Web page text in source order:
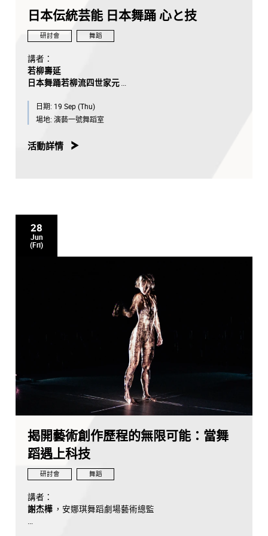
日本伝統芸能 日本舞踊 心と技
研討會 舞蹈
講者：
若柳壽延
日本舞踊若柳流四世家元
主持人：
陳頌瑛教授，香港演藝學院舞蹈學院院長
日期: 19 Sep (Thu)
場地: 演藝一號舞蹈室
活動詳情
28
Jun
(Fri)
揭開藝術創作歷程的無限可能：當舞
蹈遇上科技
研討會 舞蹈
講者：
謝杰樺 ，安娜琪舞蹈劇場藝術總監